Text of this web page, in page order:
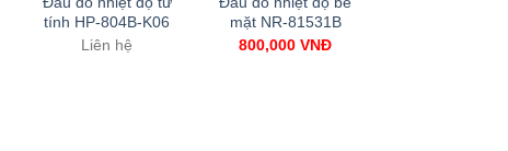
Add to
Wishlist
tính HP-804B-K06
Liên hệ
Add to
Wishlist
mặt NR-81531B
800,000 VNĐ